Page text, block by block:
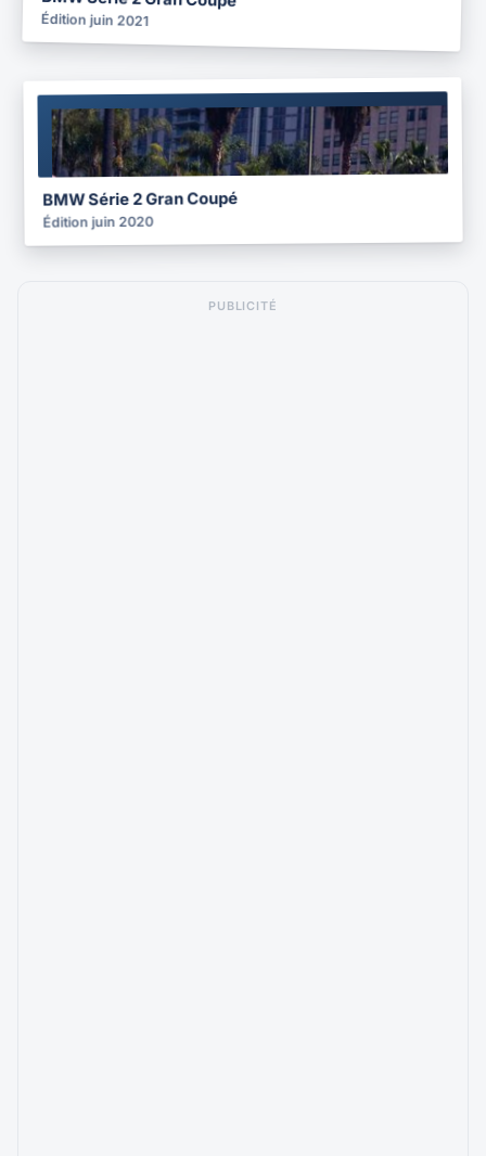
Édition juin 2021
BROCHURE
2020
BMW Série 2 Gran Coupé
Édition juin 2020
PUBLICITÉ